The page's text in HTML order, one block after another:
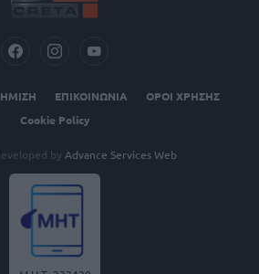
ΕΠΙΚΟΙΝΩΝΙΑ
ΟΡΟΙ ΧΡΗΣΗΣ
Cookie Policy
by Advance Services Web